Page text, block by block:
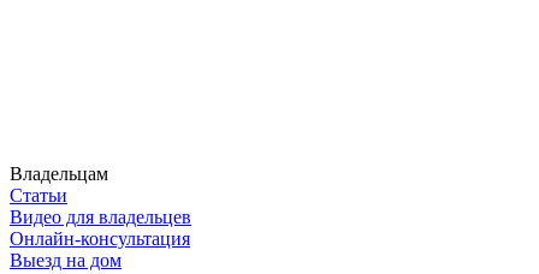
Владельцам
Статьи
Видео для владельцев
Онлайн-консультация
Выезд на дом